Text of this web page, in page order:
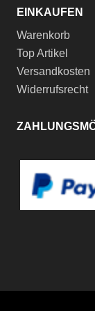
EINKAUFEN
Warenkorb
Top Artikel
Versandkosten
Widerrufsrecht